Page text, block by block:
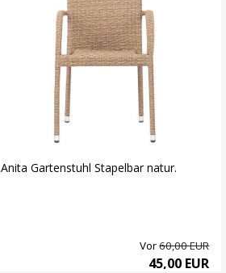
Anita Gartenstuhl Stapelbar natur.
Vor60,00 EUR
45,00 EUR